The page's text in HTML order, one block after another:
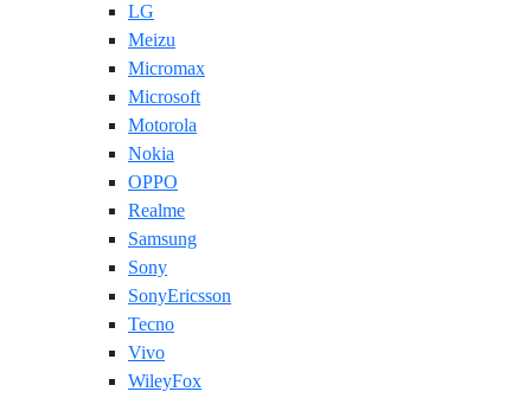
LG
Meizu
Micromax
Microsoft
Motorola
Nokia
OPPO
Realme
Samsung
Sony
SonyEricsson
Tecno
Vivo
WileyFox